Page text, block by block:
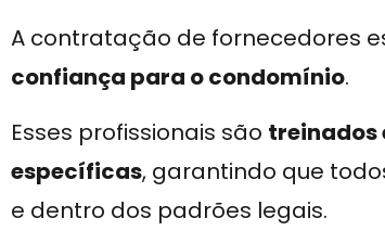
A contratação de fornecedores
confiança para o condomínio.
Esses profissionais são treinados
específicas, garantindo que
e dentro dos padrões legais.